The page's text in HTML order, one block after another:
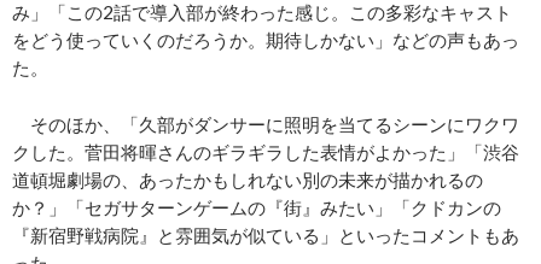
み」「この2話で導入部が終わった感じ。この多彩なキャスト
をどう使っていくのだろうか。期待しかない」などの声もあっ
た。
そのほか、「久部がダンサーに照明を当てるシーンにワクワ
クした。菅田将暉さんのギラギラした表情がよかった」「渋谷
道頓堀劇場の、あったかもしれない別の未来が描かれるの
か？」「セガサターンゲームの『街』みたい」「クドカンの
『新宿野戦病院』と雰囲気が似ている」といったコメントもあ